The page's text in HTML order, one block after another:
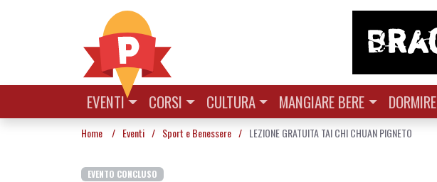
EVENTI CORSI CULTURA MANGIARE BERE DORMIRE
Home / Eventi / Sport e Benessere / LEZIONE GRATUITA TAI CHI CHUAN PIGNETO
EVENTO CONCLUSO